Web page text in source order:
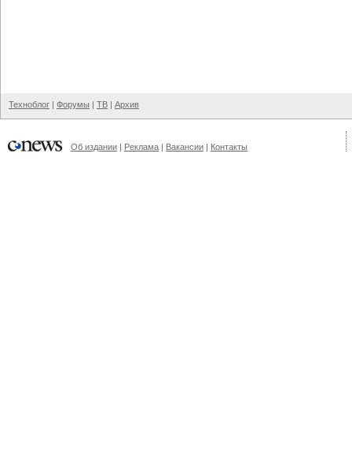
Техноблог | Форумы | ТВ | Архив
Об издании | Реклама | Вакансии | Контакты